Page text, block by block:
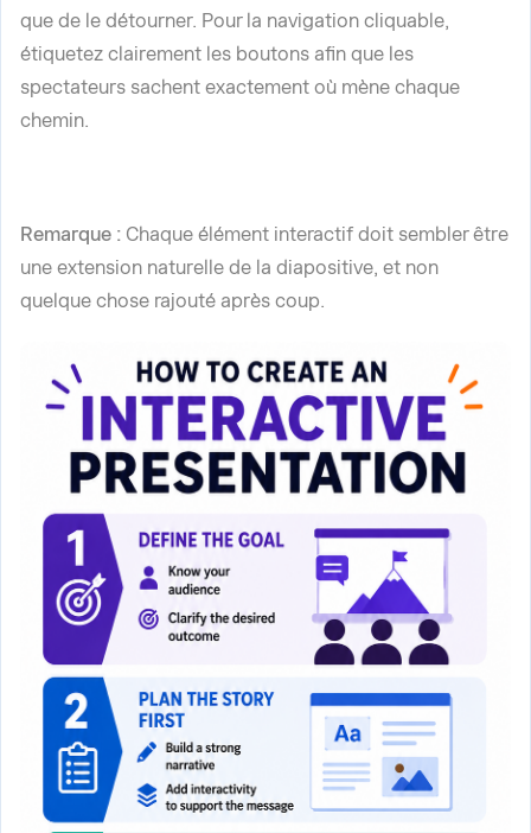
que de le détourner. Pour la navigation cliquable,
étiquetez clairement les boutons afin que les
spectateurs sachent exactement où mène chaque
chemin.
Remarque : Chaque élément interactif doit sembler être
une extension naturelle de la diapositive, et non
quelque chose rajouté après coup.